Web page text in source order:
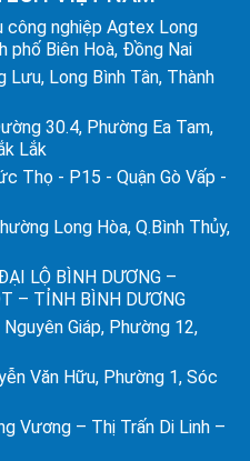
công nghiệp Agtex Long
phố Biên Hoà, Đồng Nai
Lưu, Long Bình Tân, Thành
30.4, Phường Ea Tam,
Lắk
Thọ - P15 - Quận Gò Vấp -
Long Hòa, Q.Bình Thủy,
LỘ BÌNH DƯƠNG –
– TỈNH BÌNH DƯƠNG
Giáp, Phường 12,
Văn Hữu, Phường 1, Sóc
Vương – Thị Trấn Di Linh –